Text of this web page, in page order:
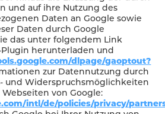
und auf ihre Nutzung des
Daten an Google sowie
Daten durch Google
das unter folgendem Link
herunterladen und
dlpage/gaoptout?
zur Datennutzung durch
und Widerspruchsmöglichkeiten
von Google:
intl/de/policies/privacy/